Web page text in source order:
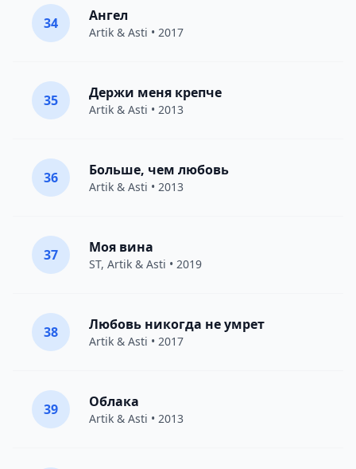
34 Ангел
Artik & Asti • 2017
35 Держи меня крепче
Artik & Asti • 2013
36 Больше, чем любовь
Artik & Asti • 2013
37 Моя вина
ST, Artik & Asti • 2019
38 Любовь никогда не умрет
Artik & Asti • 2017
39 Облака
Artik & Asti • 2013